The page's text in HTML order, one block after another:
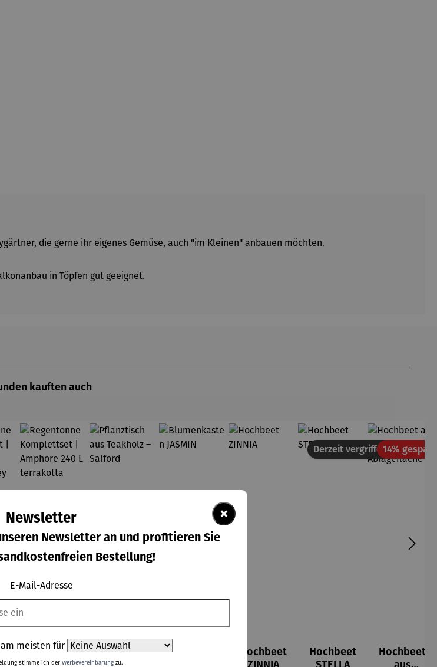
die gerne ihr eigenes Gemüse, auch "im Kleinen" anbauen möchten.
in Töpfen gut geeignet.
kauften auch
Bewertung von 5 von 5 Sternen
Regenton
Pflanztisc
Blumenka
Hochbeet
Derzeit vergriffen
Hochbeet
14% gespart
Hochbeet
×
Newsletter
Newsletter an und profitieren Sie
Bestellung!
E-Mail-Adresse
meisten für
stimme ich der Werbevereinbarungzu.